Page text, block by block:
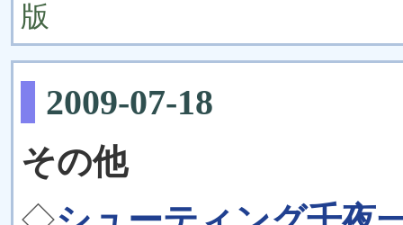
版
2009-07-18
その他